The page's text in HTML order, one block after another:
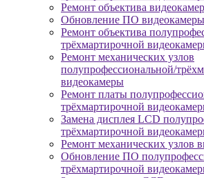
Ремонт объектива
Обновление ПО видеокамеры
Ремонт объектива
трёхмартирочной
Ремонт механических узлов
полупрофессиональной/
видеокамеры
Ремонт платы
трёхмартирочной
Замена дисплея LCD
трёхмартирочной
Ремонт механических узлов
Обновление ПО
трёхмартирочной